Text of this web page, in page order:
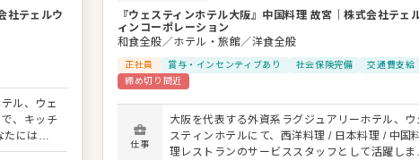
社テェルウ
ル、ウェ
、キッチ
たには、
、ディナ
『ウェスティンホテル大阪』中国料理 故宮 ｜株式会社テェ
ィンコーポレーション
和食全般／ホテル・旅館／洋食全般
正社員 賞与・インセンティブあり 社会保険完備
交通費支給
締め切り間近
仕事
大阪を代表する外資系ラグジュアリーホテル、ウ
スティンホテルにて、西洋料理 / 日本料理 / 中国
理レストランのサービススタッフとして活躍しま